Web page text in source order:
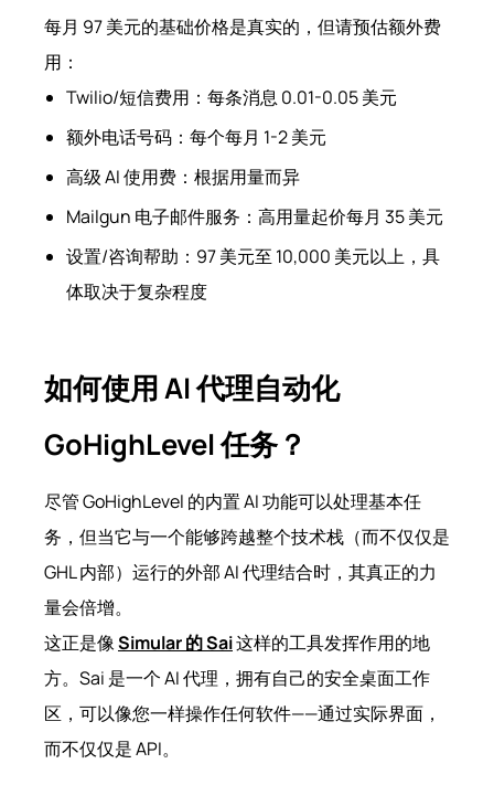
每月 97 美元的基础价格是真实的，但请预估额外费
用：
Twilio/短信费用：每条消息 0.01-0.05 美元
额外电话号码：每个每月 1-2 美元
高级 AI 使用费：根据用量而异
Mailgun 电子邮件服务：高用量起价每月 35 美元
设置/咨询帮助：97 美元至 10,000 美元以上，具
体取决于复杂程度
如何使用 AI 代理自动化
GoHighLevel 任务？
尽管 GoHighLevel 的内置 AI 功能可以处理基本任
务，但当它与一个能够跨越整个技术栈（而不仅仅是
GHL 内部）运行的外部 AI 代理结合时，其真正的力
量会倍增。
这正是像Simular 的 Sai这样的工具发挥作用的地
方。Sai 是一个 AI 代理，拥有自己的安全桌面工作
区，可以像您一样操作任何软件——通过实际界面，
而不仅仅是 API。